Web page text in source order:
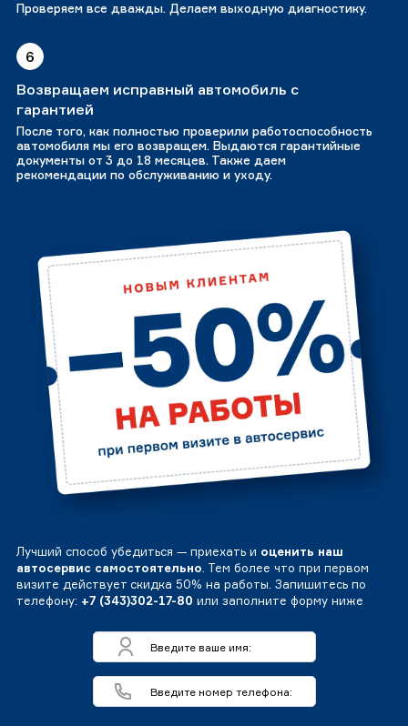
Проверяем все дважды. Делаем выходную диагностику.
6
Возвращаем исправный автомобиль с
гарантией
После того, как полностью проверили работоспособность
автомобиля мы его возвращем. Выдаются гарантийные
документы от 3 до 18 месяцев. Также даем
рекомендации по обслуживанию и уходу.
Лучший способ убедиться — приехать и оценить наш
автосервис самостоятельно. Тем более что при первом
визите действует скидка 50% на работы. Запишитесь по
телефону: +7 (343)302-17-80 или заполните форму ниже